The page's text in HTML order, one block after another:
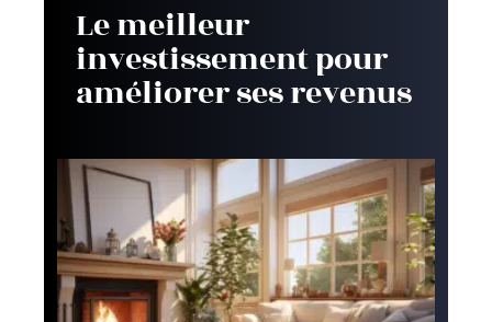
Le meilleur
investissement pour
améliorer ses revenus